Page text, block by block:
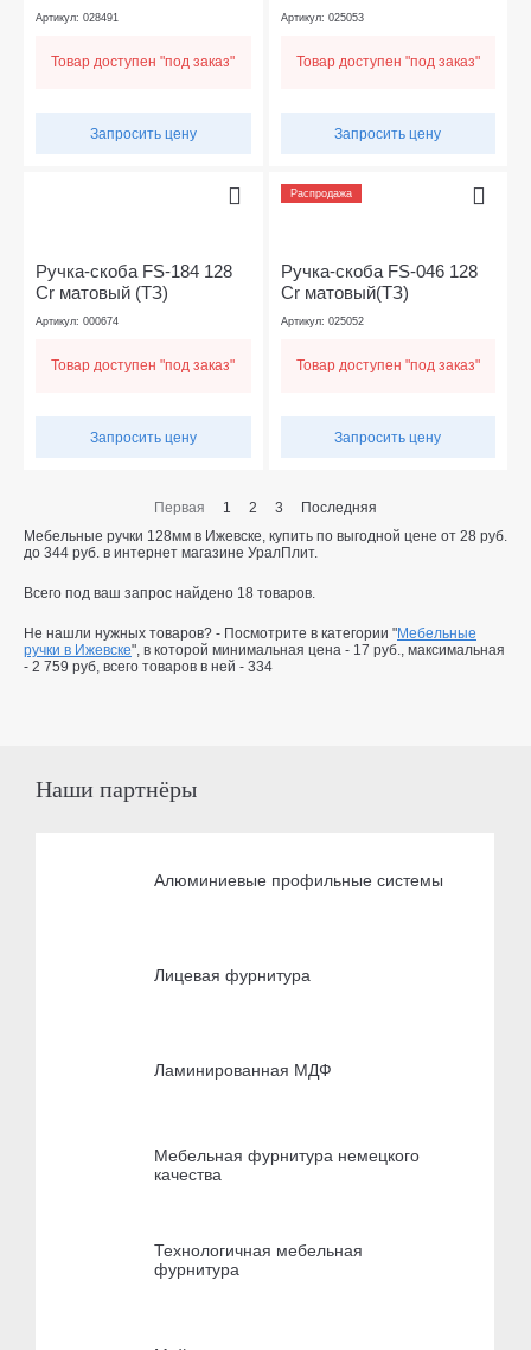
Артикул: 028491
Товар доступен "под заказ"
Запросить цену
Артикул: 025053
Товар доступен "под заказ"
Запросить цену
Ручка-скоба FS-184 128
Cr матовый (TЗ)
Артикул: 000674
Товар доступен "под заказ"
Запросить цену
Распродажа
Ручка-скоба FS-046 128
Cr матовый(ТЗ)
Артикул: 025052
Товар доступен "под заказ"
Запросить цену
Первая 1 2 3
Последняя
Мебельные ручки 128мм в Ижевске, купить по выгодной цене от 28 руб.
до 344 руб. в интернет магазине УралПлит.
Всего под ваш запрос найдено 18 товаров.
Не нашли нужных товаров? - Посмотрите в категории "Мебельные
ручки в Ижевске", в которой минимальная цена - 17 руб., максимальная
- 2 759 руб, всего товаров в ней - 334
Наши партнёры
Алюминиевые профильные системы
Лицевая фурнитура
Ламинированная МДФ
Мебельная фурнитура немецкого
качества
Технологичная мебельная
фурнитура